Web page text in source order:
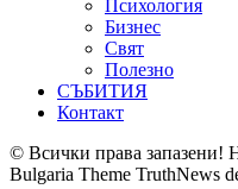
Психология
Бизнес
Свят
Полезно
СЪБИТИЯ
Контакт
© Всички права запазени!
Bulgaria Theme TruthNews